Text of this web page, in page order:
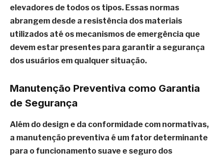
elevadores de todos os tipos. Essas normas
abrangem desde a resistência dos materiais
utilizados até os mecanismos de emergência que
devem estar presentes para garantir a segurança
dos usuários em qualquer situação.
Manutenção Preventiva como Garantia
de Segurança
Além do design e da conformidade com normativas,
a manutenção preventiva é um fator determinante
para o funcionamento suave e seguro dos